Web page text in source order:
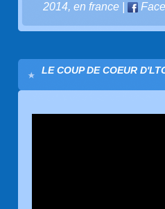
2014, en france
LE COUP DE COEUR